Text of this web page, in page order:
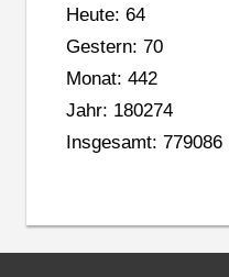
Heute: 64
Gestern: 70
Monat: 442
Jahr: 180274
Insgesamt: 779086